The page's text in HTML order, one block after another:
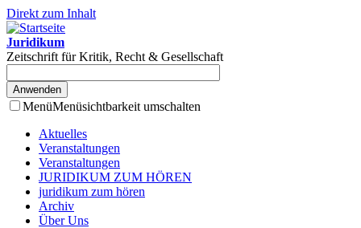
Direkt zum Inhalt
Juridikum
Zeitschrift für Kritik, Recht & Gesellschaft
MenüMenüsichtbarkeit umschalten
Aktuelles
Veranstaltungen
Veranstaltungen
JURIDIKUM ZUM HÖREN
juridikum zum hören
Archiv
Über Uns